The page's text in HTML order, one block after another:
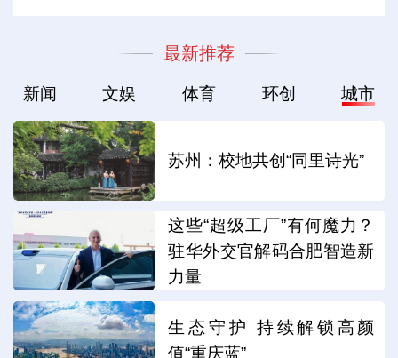
最新推荐
新闻 文娱 体育 环创 城市
苏州：校地共创“同里诗光”
这些“超级工厂”有何魔力？
驻华外交官解码合肥智造新
力量
生态守护 持续解锁高颜
值“重庆蓝”